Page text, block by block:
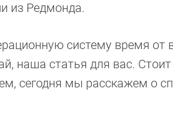
из Редмонда.
систему время от
наша статья для вас. Стоит
сегодня мы расскажем о